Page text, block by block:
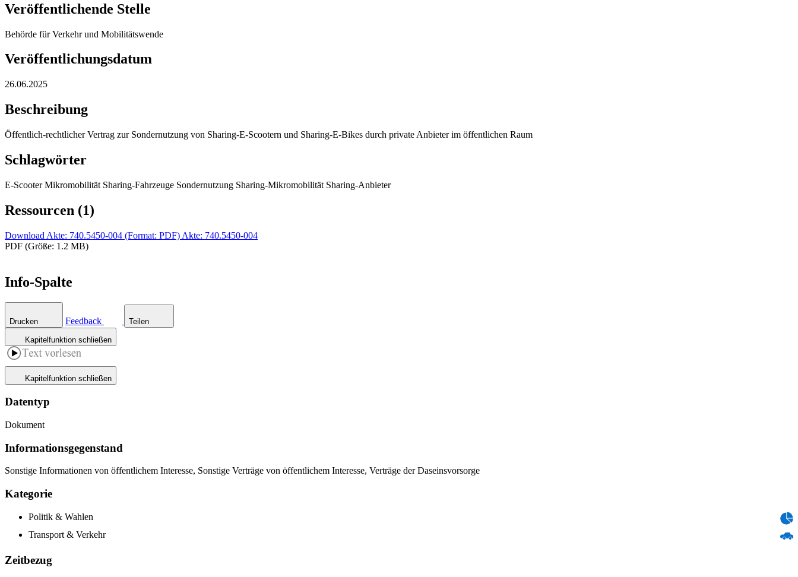
Veröffentlichende Stelle
Behörde für Verkehr und Mobilitätswende
Veröffentlichungsdatum
26.06.2025
Beschreibung
Öffentlich-rechtlicher Vertrag zur Sondernutzung von Sharing-E-Scootern und Sharing-E-Bikes durch private Anbieter im öffentlichen Raum
Schlagwörter
E-Scooter Mikromobilität Sharing-Fahrzeuge Sondernutzung Sharing-Mikromobilität Sharing-Anbieter
Ressourcen (1)
Download Akte: 740.5450-004 (Format: PDF) Akte: 740.5450-004
PDF (Größe: 1.2 MB)
Info-Spalte
Drucken Feedback Teilen
Kapitelfunktion schließen
Kapitelfunktion schließen
Datentyp
Dokument
Informations­gegenstand
Sonstige Informationen von öffentlichem Interesse, Sonstige Verträge von öffentlichem Interesse, Verträge der Daseinsvorsorge
Kategorie
Politik & Wahlen
Transport & Verkehr
Zeitbezug